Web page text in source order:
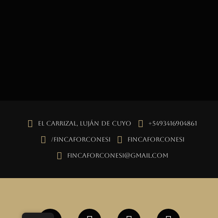
El Carrizal, Luján de Cuyo +5493416904861
/fincaforconesi fincaforconesi
fincaforconesi@gmail.com